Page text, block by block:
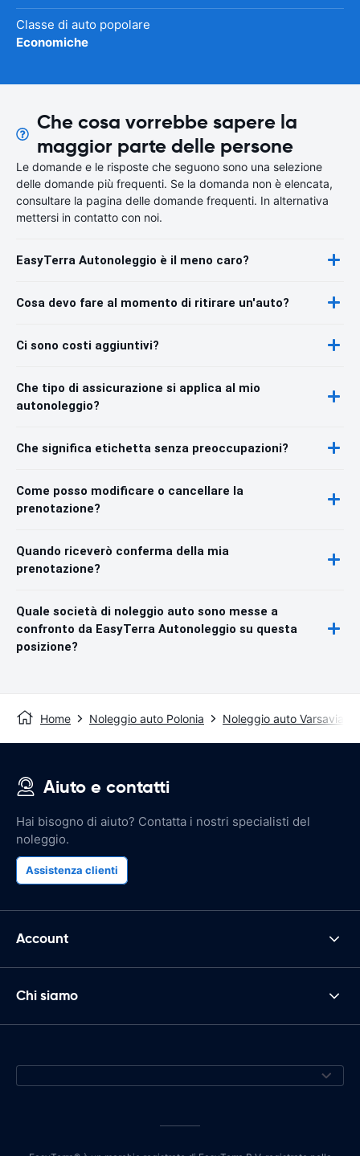
Classe di auto popolare
Economiche
Che cosa vorrebbe sapere la
maggior parte delle persone
Le domande e le risposte che seguono sono una selezione
delle domande più frequenti. Se la domanda non è elencata,
consultare la pagina delle domande frequenti. In alternativa
mettersi in contatto con noi.
EasyTerra Autonoleggio è il meno caro?
Cosa devo fare al momento di ritirare un'auto?
Ci sono costi aggiuntivi?
Che tipo di assicurazione si applica al mio
autonoleggio?
Che significa etichetta senza preoccupazioni?
Come posso modificare o cancellare la
prenotazione?
Quando riceverò conferma della mia
prenotazione?
Quale società di noleggio auto sono messe a
confronto da EasyTerra Autonoleggio su questa
posizione?
Home Noleggio auto Polonia Noleggio auto Varsavia
Aiuto e contatti
Hai bisogno di aiuto? Contatta i nostri specialisti del
noleggio.
Assistenza clienti
Account
Chi siamo